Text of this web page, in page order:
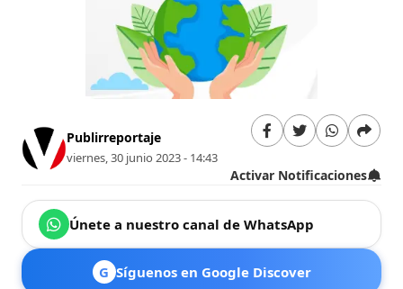
Publirreportaje
viernes, 30 junio 2023 - 14:43
Activar Notificaciones
Únete a nuestro canal de WhatsApp
G Síguenos en Google Discover